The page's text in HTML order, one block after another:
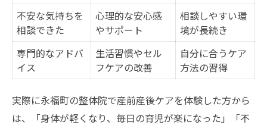
不安な気持ちを
相談できた
心理的な安心感
やサポート
相談しやすい環
境が長続き
専門的なアドバ
イス
生活習慣やセル
フケアの改善
自分に合うケア
方法の習得
実際に永福町の整体院で産前産後ケアを体験した方から
は、「身体が軽くなり、毎日の育児が楽になった」「不